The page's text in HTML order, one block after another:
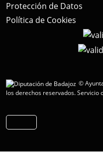
Protección de Datos
Política de Cookies
©
los derechos reservados.Servicio